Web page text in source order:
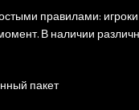
правилами:
В наличии
пакет